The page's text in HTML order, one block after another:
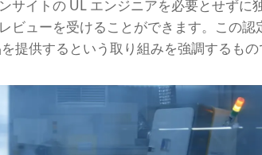
サイトの UL エンジニアを必要とせずに
ビューを受けることができます。この認
提供するという取り組みを強調するもの